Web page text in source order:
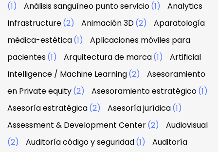
(1)
Análisis sanguíneo punto servicio(1)
Analytics
Infrastructure(2) Animación 3D(2)
Aparatología
médica-estética(1)
Aplicaciones móviles para
pacientes(1) Arquitectura de marca(1)
Artificial
Intelligence / Machine Learning(2)
Asesoramiento
en Private equity(2) Asesoramiento estratégico(1)
Asesoría estratégica(2) Asesoría jurídica(1)
Assessment & Development Center(2)
Audiovisual
(2)
Auditoría código y seguridad(1)
Auditoría